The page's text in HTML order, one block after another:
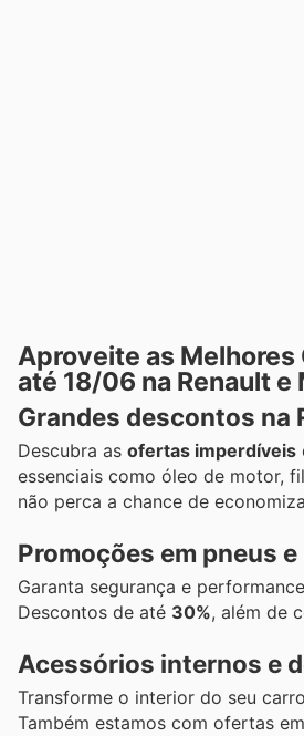
Aproveite as
até 18/06 na Renault e
Grandes descontos na
Descubra as ofertas imperdíveis
essenciais como óleo de motor,
não perca a chance de
Promoções em pneus
Garanta segurança e
Descontos de até 30%, além de
Acessórios internos e
Transforme o interior do seu
Também estamos com ofertas